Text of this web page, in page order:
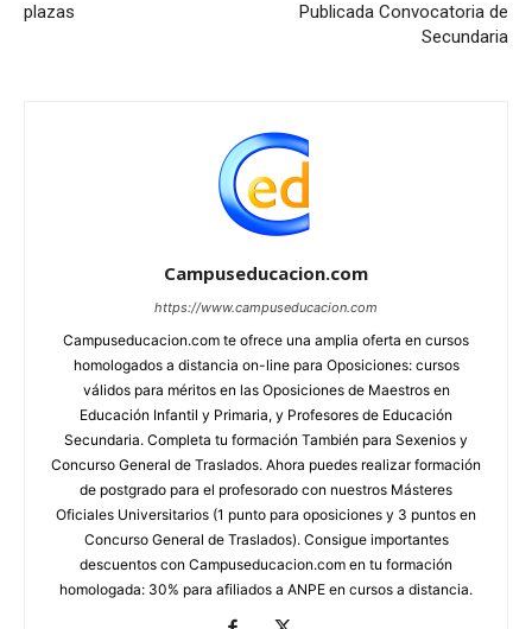
plazas
Publicada Convocatoria de
Secundaria
Campuseducacion.com
https://www.campuseducacion.com
Campuseducacion.com te ofrece una amplia oferta en cursos
homologados a distancia on-line para Oposiciones: cursos
válidos para méritos en las Oposiciones de Maestros en
Educación Infantil y Primaria, y Profesores de Educación
Secundaria. Completa tu formación También para Sexenios y
Concurso General de Traslados. Ahora puedes realizar formación
de postgrado para el profesorado con nuestros Másteres
Oficiales Universitarios (1 punto para oposiciones y 3 puntos en
Concurso General de Traslados). Consigue importantes
descuentos con Campuseducacion.com en tu formación
homologada: 30% para afiliados a ANPE en cursos a distancia.